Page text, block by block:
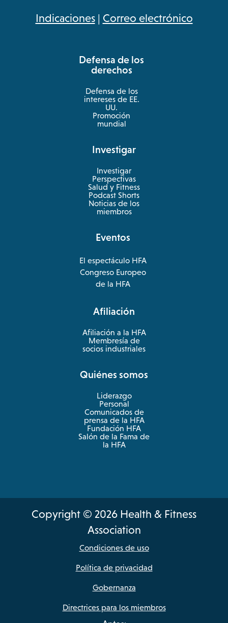
Indicacionesopens
new
| Correo electrónico
Defensa de los
derechos
Defensa de los
intereses de EE.
UU.
Promoción
mundial
Investigar
Investigar
Perspectivas
Salud y Fitness
opens
in
a
new
Podcast Shorts
Noticias de los
miembros
Eventos
El espectáculo HFA
opens
in
a
tab
Congreso Europeo
de la HFA
opens
tab
Afiliación
Afiliación a la HFA
Membresía de
socios industriales
Quiénes somos
Liderazgo
Personal
Comunicados de
prensa de la HFA
Fundación HFA
Salón de la Fama de
la HFA
Copyright © 2026 Health & Fitness
Association
Condiciones de uso
Política de privacidad
Gobernanza
Directrices para los miembros